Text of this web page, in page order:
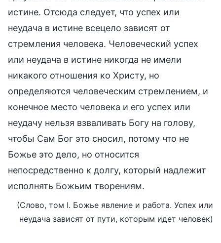
истине. Отсюда следует, что успех или
неудача в истине всецело зависят от
стремления человека. Человеческий успех
или неудача в истине никогда не имели
никакого отношения ко Христу, но
определяются человеческим стремлением, и
конечное место человека и его успех или
неудачу нельзя взваливать Богу на голову,
чтобы Сам Бог это сносил, потому что не
Божье это дело, но относится
непосредственно к долгу, который надлежит
исполнять Божьим творениям.
(Слово, том I. Божье явление и работа. Успех или
неудача зависят от пути, которым идет человек)